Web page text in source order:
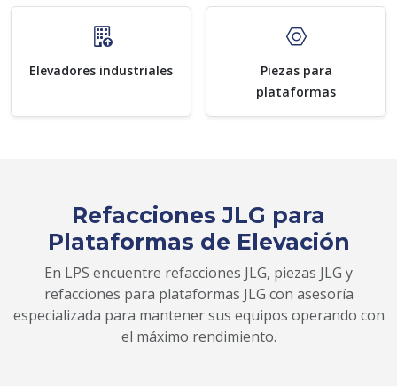
Elevadores industriales
Piezas para
plataformas
Refacciones JLG para
Plataformas de Elevación
En LPS encuentre refacciones JLG, piezas JLG y
refacciones para plataformas JLG con asesoría
especializada para mantener sus equipos operando con
el máximo rendimiento.